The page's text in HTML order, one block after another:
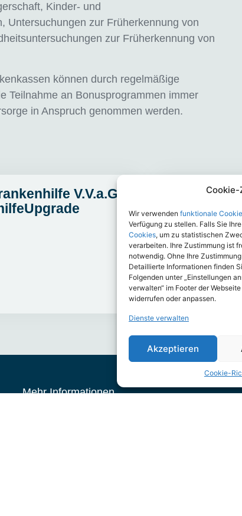
Wir verwenden funktionale
Verfügung zu stellen. Falls Sie
Cookies, um zu statistischen
verarbeiten. Ihre Zustimmung ist
notwendig. Ohne Ihre
Detaillierte Informationen finden
Folgenden unter „Einstellungen
verwalten“ im Footer der
widerrufen oder anpassen.
Dienste verwalten
Akzeptieren
Cookie-
Kinder- und
Untersuchungen zur Früherkennung von
zur Früherkennung von
können durch regelmäßige
Teilnahme an Bonusprogrammen immer
in Anspruch genommen werden.
V.V.a.G.:
Wolfsriss
Juli 3, 2026
Mehr Informationen